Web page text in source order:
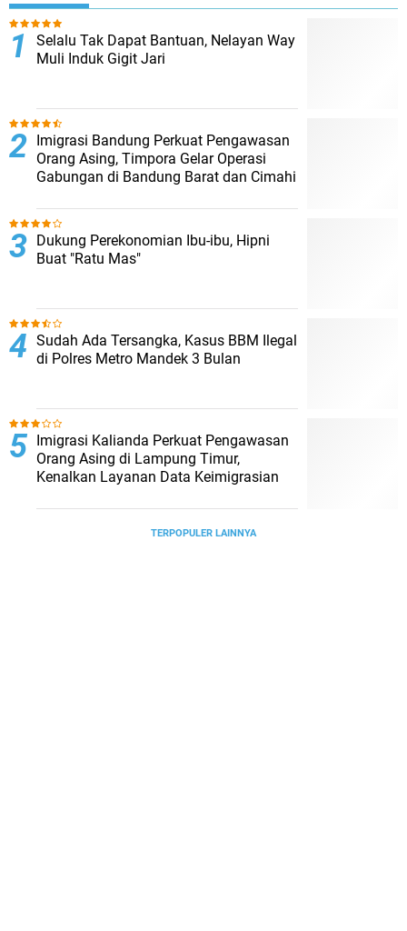
Selalu Tak Dapat Bantuan, Nelayan Way
Muli Induk Gigit Jari
Imigrasi Bandung Perkuat Pengawasan
Orang Asing, Timpora Gelar Operasi
Gabungan di Bandung Barat dan Cimahi
Dukung Perekonomian Ibu-ibu, Hipni
Buat "Ratu Mas"
Sudah Ada Tersangka, Kasus BBM Ilegal
di Polres Metro Mandek 3 Bulan
Imigrasi Kalianda Perkuat Pengawasan
Orang Asing di Lampung Timur,
Kenalkan Layanan Data Keimigrasian
TERPOPULER LAINNYA